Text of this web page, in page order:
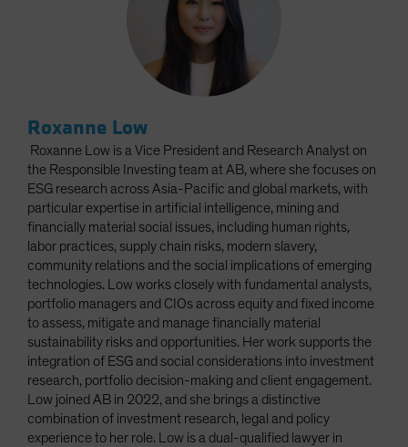
Roxanne Low
Roxanne Low is a Vice President and Research Analyst on
the Responsible Investing team at AB, where she focuses on
ESG research across Asia-Pacific and global markets, with
particular expertise in artificial intelligence, mining and
financially material social issues, including human rights,
labor practices, supply chain risks, modern slavery,
community relations and the social implications of emerging
technologies. Low works closely with fundamental analysts,
portfolio managers and CIOs across equity and fixed income
to assess, mitigate and manage financially material
sustainability risks and opportunities. Her work supports the
integration of ESG and social considerations into investment
research, portfolio decision-making and client engagement.
Low joined AB in 2022, and she brings a distinctive
combination of investment research, legal and policy
experience to her role. Low is a dual-qualified lawyer in